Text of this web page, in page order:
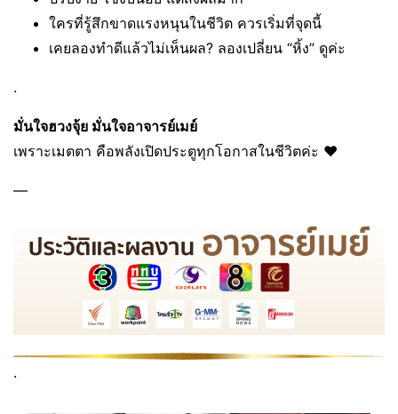
ใครที่รู้สึกขาดแรงหนุนในชีวิต ควรเริ่มที่จุดนี้
เคยลองทำดีแล้วไม่เห็นผล? ลองเปลี่ยน “หิ้ง” ดูค่ะ
.
มั่นใจฮวงจุ้ย มั่นใจอาจารย์เมย์
เพราะเมตตา คือพลังเปิดประตูทุกโอกาสในชีวิตค่ะ ❤️
—
.